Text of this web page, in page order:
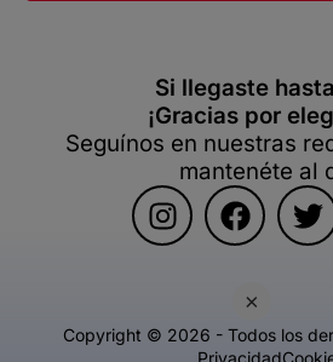
×
Si llegaste
¡Gracias por
Seguínos en nuestras
mantenéte al
Copyright © 2026 - Todos los
Privacidad